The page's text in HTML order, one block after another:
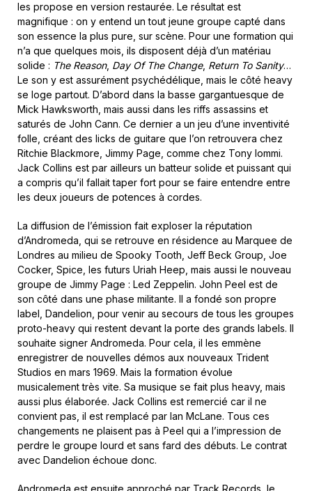
les propose en version restaurée. Le résultat est
magnifique : on y entend un tout jeune groupe capté dans
son essence la plus pure, sur scène. Pour une formation qui
n’a que quelques mois, ils disposent déjà d’un matériau
solide : The Reason, Day Of The Change, Return To Sanity…
Le son y est assurément psychédélique, mais le côté heavy
se loge partout. D’abord dans la basse gargantuesque de
Mick Hawksworth, mais aussi dans les riffs assassins et
saturés de John Cann. Ce dernier a un jeu d’une inventivité
folle, créant des licks de guitare que l’on retrouvera chez
Ritchie Blackmore, Jimmy Page, comme chez Tony Iommi.
Jack Collins est par ailleurs un batteur solide et puissant qui
a compris qu’il fallait taper fort pour se faire entendre entre
les deux joueurs de potences à cordes.
La diffusion de l’émission fait exploser la réputation
d’Andromeda, qui se retrouve en résidence au Marquee de
Londres au milieu de Spooky Tooth, Jeff Beck Group, Joe
Cocker, Spice, les futurs Uriah Heep, mais aussi le nouveau
groupe de Jimmy Page : Led Zeppelin. John Peel est de
son côté dans une phase militante. Il a fondé son propre
label, Dandelion, pour venir au secours de tous les groupes
proto-heavy qui restent devant la porte des grands labels. Il
souhaite signer Andromeda. Pour cela, il les emmène
enregistrer de nouvelles démos aux nouveaux Trident
Studios en mars 1969. Mais la formation évolue
musicalement très vite. Sa musique se fait plus heavy, mais
aussi plus élaborée. Jack Collins est remercié car il ne
convient pas, il est remplacé par Ian McLane. Tous ces
changements ne plaisent pas à Peel qui a l’impression de
perdre le groupe lourd et sans fard des débuts. Le contrat
avec Dandelion échoue donc.